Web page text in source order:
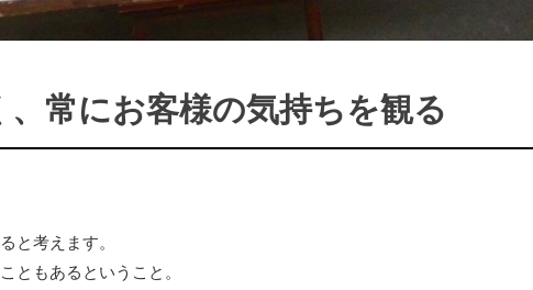
常にお客様の気持ちを観る
と考えます。
ともあるということ。